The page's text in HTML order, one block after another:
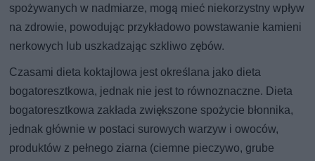
spożywanych w nadmiarze, mogą mieć niekorzystny wpływ
na zdrowie, powodując przykładowo powstawanie kamieni
nerkowych lub uszkadzając szkliwo zębów.
Czasami dieta koktajlowa jest określana jako dieta
bogatoresztkowa, jednak nie jest to równoznaczne. Dieta
bogatoresztkowa zakłada zwiększone spożycie błonnika,
jednak głównie w postaci surowych warzyw i owoców,
produktów z pełnego ziarna (ciemne pieczywo, grube